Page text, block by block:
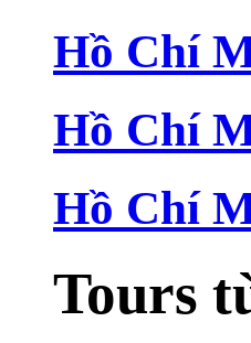
Hồ Chí
Hồ Chí
Hồ Chí
Tours